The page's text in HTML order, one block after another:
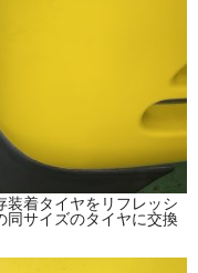
装着タイヤをリフレッシ
同サイズのタイヤに交換